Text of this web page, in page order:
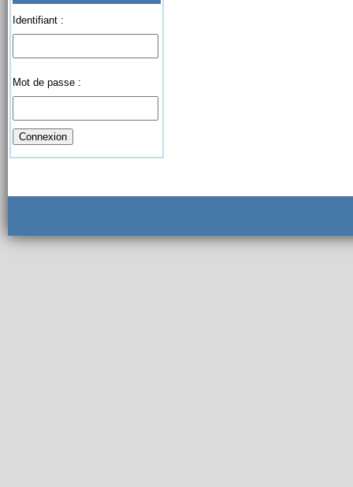
Identifiant :
Mot de passe :